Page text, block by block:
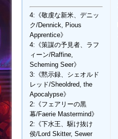
4:《敬虔な新米、デニッ
ク/Dennick, Pious
Apprentice》
4:《策謀の予見者、ラフ
ィーン/Raffine,
Scheming Seer》
3:《黙示録、シェオルド
レッド/Sheoldred, the
Apocalypse》
2:《フェアリーの黒
幕/Faerie Mastermind》
2:《下水王、駆け抜け
侯/Lord Skitter, Sewer